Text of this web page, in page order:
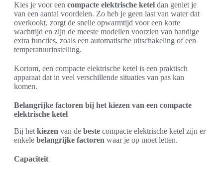
Kies je voor een compacte elektrische ketel dan geniet je
van een aantal voordelen. Zo heb je geen last van water dat
overkookt, zorgt de snelle opwarmtijd voor een korte
wachttijd en zijn de meeste modellen voorzien van handige
extra functies, zoals een automatische uitschakeling of een
temperatuurinstelling.
Kortom, een compacte elektrische ketel is een praktisch
apparaat dat in veel verschillende situaties van pas kan
komen.
Belangrijke factoren bij het kiezen van een compacte
elektrische ketel
Bij het kiezen van de beste compacte elektrische ketel zijn er
enkele belangrijke factoren waar je op moet letten.
Capaciteit